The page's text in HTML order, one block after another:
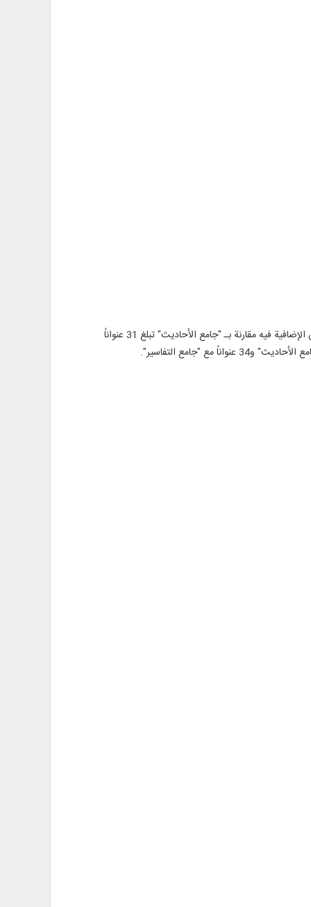
كذلك، فإن الإحصاء النسبي لهذا البرنامج مقارنة بـ "جامع الأحاديث" و"جامع التفاسير" هو من باب العموم والخصوص من وجه؛ أي أن العناوين الإضافية فيه مقارنة بـ "جامع الأحاديث" تبلغ 31 عنواناً